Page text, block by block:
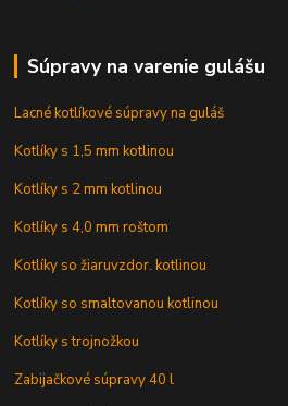
Súpravy na varenie gulášu
Lacné kotlíkové súpravy na guláš
Kotlíky s 1,5 mm kotlinou
Kotlíky s 2 mm kotlinou
Kotlíky s 4,0 mm roštom
Kotlíky so žiaruvzdor. kotlinou
Kotlíky so smaltovanou kotlinou
Kotlíky s trojnožkou
Zabijačkové súpravy 40 l